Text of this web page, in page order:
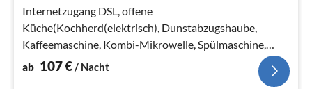
Internetzugang DSL, offene
Küche(Kochherd(elektrisch), Dunstabzugshaube,
Kaffeemaschine, Kombi-Mikrowelle, Spülmaschine,
Kühl-/Gefrierkombination, Waschmaschine)
ab 107€/ Nacht